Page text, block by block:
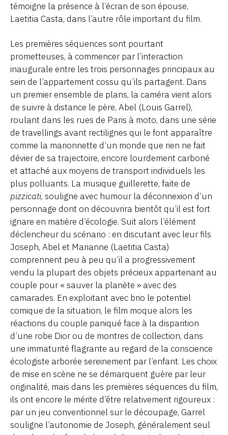
témoigne la présence à l’écran de son épouse,
Laetitia Casta, dans l’autre rôle important du film.
Les premières séquences sont pourtant
prometteuses, à commencer par l’interaction
inaugurale entre les trois personnages principaux au
sein de l’appartement cossu qu’ils partagent. Dans
un premier ensemble de plans, la caméra vient alors
de suivre à distance le père, Abel (Louis Garrel),
roulant dans les rues de Paris à moto, dans une série
de travellings avant rectilignes qui le font apparaître
comme la marionnette d’un monde que rien ne fait
dévier de sa trajectoire, encore lourdement carboné
et attaché aux moyens de transport individuels les
plus polluants. La musique guillerette, faite de
pizzicati, souligne avec humour la déconnexion d’un
personnage dont on découvrira bientôt qu’il est fort
ignare en matière d’écologie. Suit alors l’élément
déclencheur du scénario : en discutant avec leur fils
Joseph, Abel et Marianne (Laetitia Casta)
comprennent peu à peu qu’il a progressivement
vendu la plupart des objets précieux appartenant au
couple pour « sauver la planète » avec des
camarades. En exploitant avec brio le potentiel
comique de la situation, le film moque alors les
réactions du couple paniqué face à la disparition
d’une robe Dior ou de montres de collection, dans
une immaturité flagrante au regard de la conscience
écologiste arborée sereinement par l’enfant. Les choix
de mise en scène ne se démarquent guère par leur
originalité, mais dans les premières séquences du film,
ils ont encore le mérite d’être relativement rigoureux :
par un jeu conventionnel sur le découpage, Garrel
souligne l’autonomie de Joseph, généralement seul